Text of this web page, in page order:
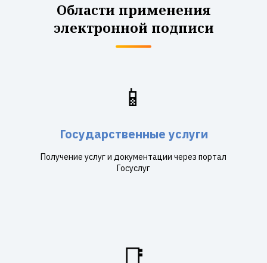
Области применения
электронной подписи
📱
Государственные услуги
Получение услуг и документации через портал
Госуслуг
📑